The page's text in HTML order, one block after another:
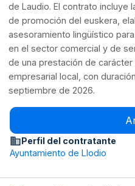
de Laudio. El contrato incluye
de promoción del euskera,
asesoramiento lingüístico
en el sector comercial y de
de una prestación de carácter
empresarial local, con
septiembre de 2026.
Perfil del contratante
Ayuntamiento de Llodio